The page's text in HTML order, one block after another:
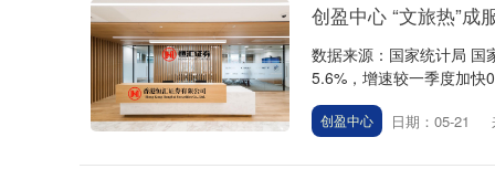
创盈中心 “文旅热”成
数据来源：国家统计局
5.6%，增速较一季度加快
创盈中心 日期：05-21